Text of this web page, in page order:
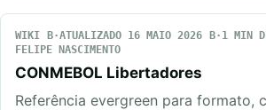
WIKI ATUALIZADO 16 MAIO 2026
1 MIN
FELIPE NASCIMENTO
CONMEBOL Libertadores
Referência evergreen para formato,